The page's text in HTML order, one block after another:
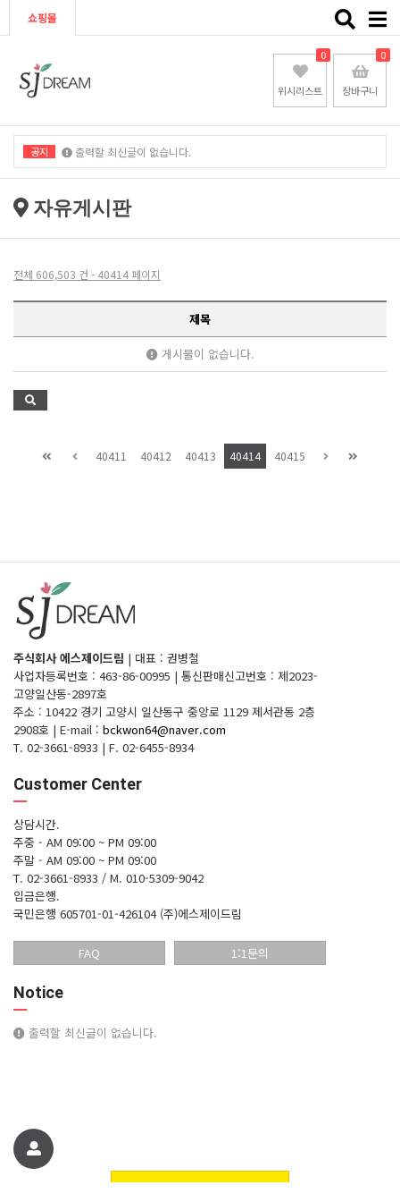
쇼핑몰
Toggle
위시리스트
0
장바구니
0
공지 출력할 최신글이 없습니다.
출력할 최신글이 없습니다.
자유게시판
전체 606,503 건 - 40414 페이지
제목
게시물이 없습니다.
40411 40412 40413 40414 40415
주식회사 에스제이드림 | 대표 : 권병철
사업자등록번호 : 463-86-00995 | 통신판매신고번호 : 제2023-
고양일산동-2897호
주소 : 10422 경기 고양시 일산동구 중앙로 1129 제서관동 2층
2908호 | E-mail : bckwon64@naver.com
T. 02-3661-8933 | F. 02-6455-8934
Customer Center
상담시간.
주중 - AM 09:00 ~ PM 09:00
주말 - AM 09:00 ~ PM 09:00
T. 02-3661-8933 / M. 010-5309-9042
입금은행.
국민은행 605701-01-426104 (주)에스제이드림
FAQ 1:1문의
Notice
출력할 최신글이 없습니다.
친구에게 추천하기